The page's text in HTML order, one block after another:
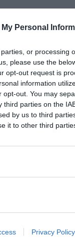
Personal
or processing
please use the
opt-out request is
information
out. You may
parties on the
by us to third
it to other third
Privacy Policy
notizie di oggi
Letti del mese
e vini di Nadio